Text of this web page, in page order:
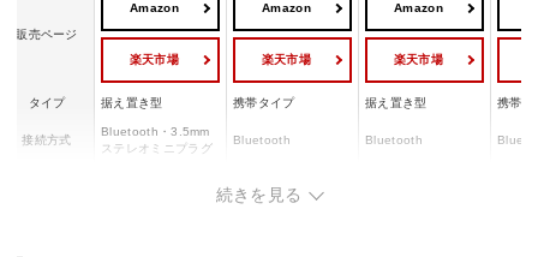
販売ページ
Amazon
楽天市場
Amazon
楽天市場
Amazon
楽天市場
タイプ 据え置き型 携帯タイプ 据え置き型 携帯タ
接続方式
Bluetooth・3.5mm
ステレオミニプラグ
Bluetooth Bluetooth
あり(IP67)
続きを見る